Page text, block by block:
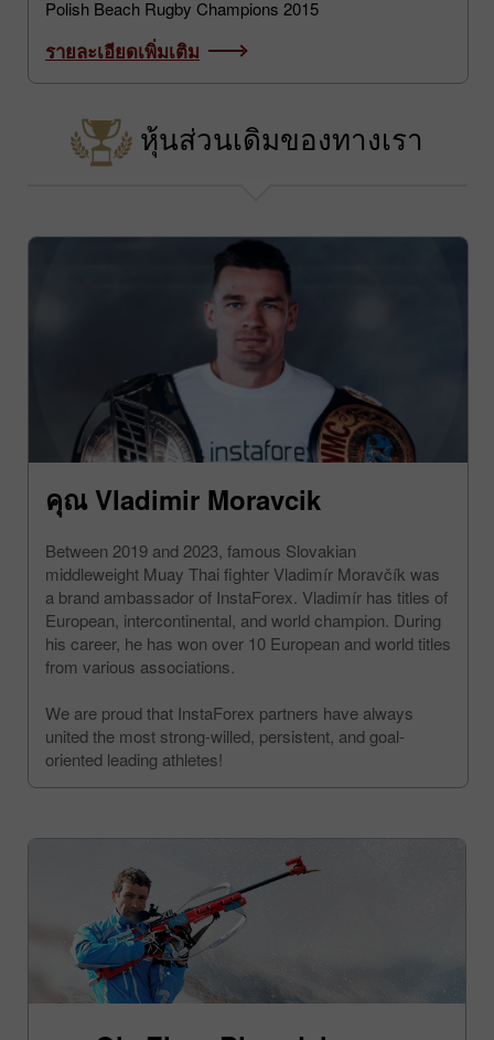
Polish Beach Rugby Champions 2015
รายละเอียดเพิ่มเติม
หุ้นส่วนเดิมของทางเรา
คุณ Vladimir Moravcik
Between 2019 and 2023, famous Slovakian
middleweight Muay Thai fighter Vladimír Moravčík was
a brand ambassador of InstaForex. Vladimír has titles of
European, intercontinental, and world champion. During
his career, he has won over 10 European and world titles
from various associations.
We are proud that InstaForex partners have always
united the most strong-willed, persistent, and goal-
oriented leading athletes!